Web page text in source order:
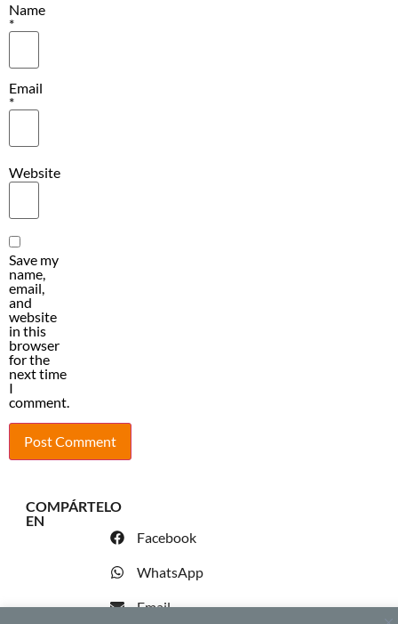
Name
*
Email
*
Website
Save my
name,
email,
and
website
in this
browser
for the
next time
I
comment.
COMPÁRTELO
EN
Facebook
WhatsApp
Email